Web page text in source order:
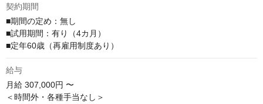
契約期間
■期間の定め：無し
■試用期間：有り（4カ月）
■定年60歳（再雇用制度あり）
給与
月給 307,000円 〜
＜時間外・各種手当なし＞